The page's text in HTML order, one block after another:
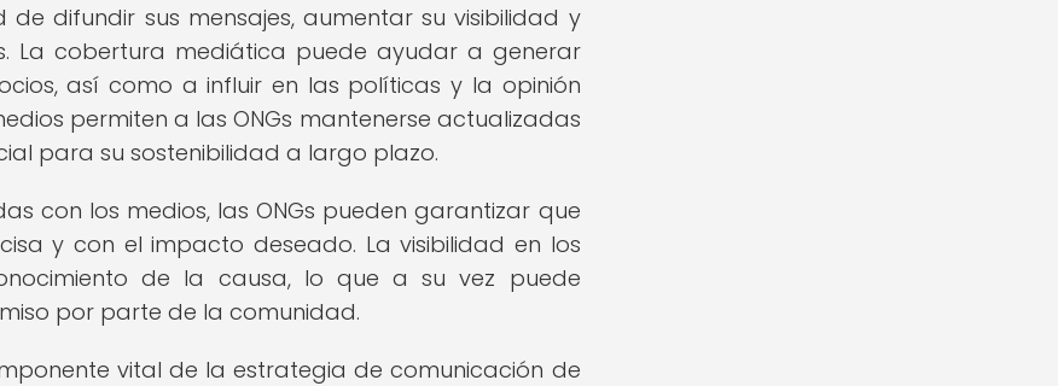
difundir sus mensajes, aumentar su visibilidad y
La cobertura mediática puede ayudar a generar
así como a influir en las políticas y la opinión
permiten a las ONGs mantenerse actualizadas
para su sostenibilidad a largo plazo.
con los medios, las ONGs pueden garantizar que
y con el impacto deseado. La visibilidad en los
de la causa, lo que a su vez puede
por parte de la comunidad.
vital de la estrategia de comunicación de